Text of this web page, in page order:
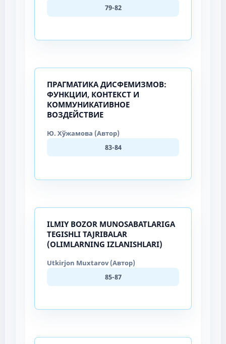
79-82
ПРАГМАТИКА ДИСФЕМИЗМОВ:
ФУНКЦИИ, КОНТЕКСТ И
КОММУНИКАТИВНОЕ
ВОЗДЕЙСТВИЕ
Ю. Хўжамова (Автор)
83-84
ILMIY BOZOR MUNOSABATLARIGA
TEGISHLI TAJRIBALAR
(OLIMLARNING IZLANISHLARI)
Utkirjon Muxtarov (Автор)
85-87